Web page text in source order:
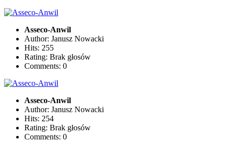
Asseco-Anwil
Author: Janusz Nowacki
Hits: 255
Rating: Brak głosów
Comments: 0
Asseco-Anwil
Author: Janusz Nowacki
Hits: 254
Rating: Brak głosów
Comments: 0